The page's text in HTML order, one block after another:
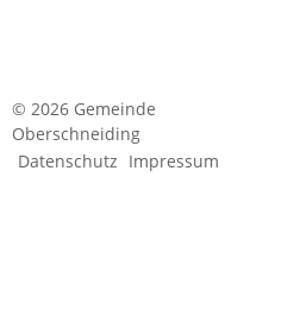
© 2026 Gemeinde
Oberschneiding
Datenschutz Impressum